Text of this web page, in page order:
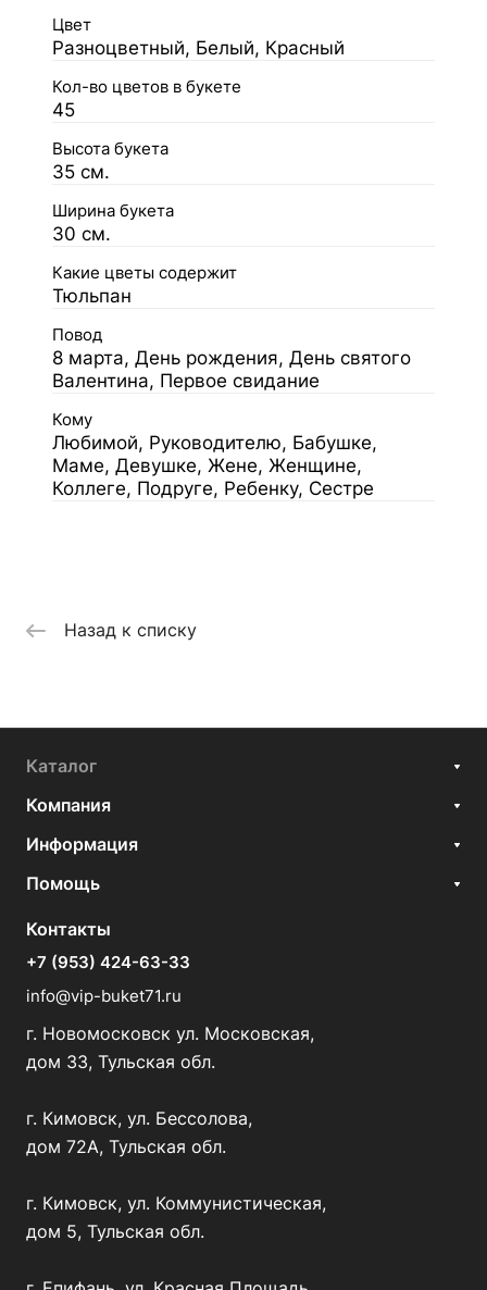
Цвет
Разноцветный, Белый, Красный
Кол-во цветов в букете
45
Высота букета
35 см.
Ширина букета
30 см.
Какие цветы содержит
Тюльпан
Повод
8 марта, День рождения, День святого
Валентина, Первое свидание
Кому
Любимой, Руководителю, Бабушке,
Маме, Девушке, Жене, Женщине,
Коллеге, Подруге, Ребенку, Сестре
Назад к списку
Каталог
Компания
Информация
Помощь
Контакты
+7 (953) 424-63-33
info@vip-buket71.ru
г. Новомосковск ул. Московская,
дом 33, Тульская обл.
г. Кимовск, ул. Бессолова,
дом 72А, Тульская обл.
г. Кимовск, ул. Коммунистическая,
дом 5, Тульская обл.